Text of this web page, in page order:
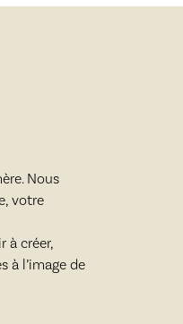
Nous
votre
à créer,
à l’image de